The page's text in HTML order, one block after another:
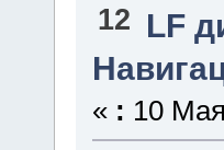
12 LF
« : 10